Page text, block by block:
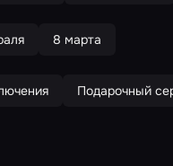
8 марта
Подарочный